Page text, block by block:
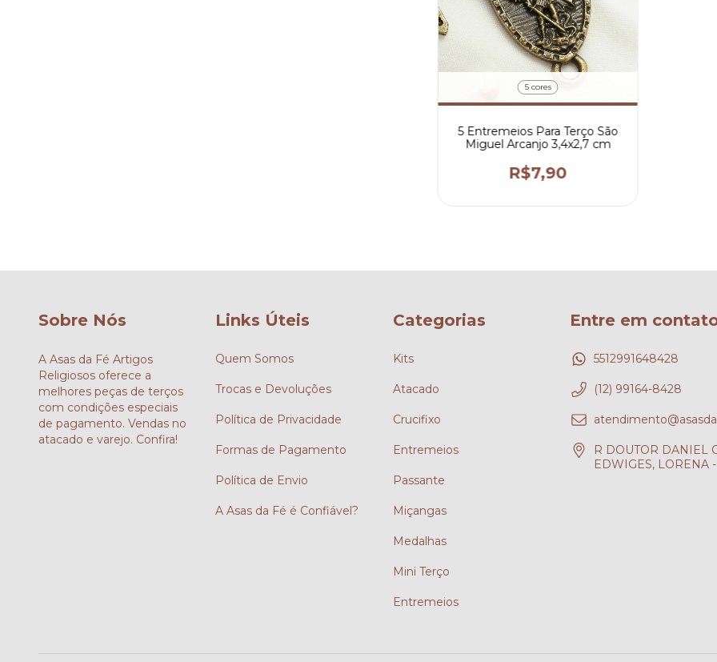
5 cores
5 Entremeios Para Terço São
Miguel Arcanjo 3,4x2,7 cm
R$7,90
Sobre Nós
A Asas da Fé Artigos
Religiosos oferece a
melhores peças de terços
com condições especiais
de pagamento. Vendas no
atacado e varejo. Confira!
Links Úteis
Quem Somos
Trocas e Devoluções
Política de Privacidade
Formas de Pagamento
Política de Envio
A Asas da Fé é Confiável?
Categorias
Kits
Atacado
Crucifixo
Entremeios
Passante
Miçangas
Medalhas
Mini Terço
Entremeios
Entre em
5512991648428
(12) 99164-8428
R DOUTOR DANIEL
EDWIGES, LORENA